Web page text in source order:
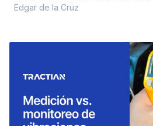
saber, en el momento que ya no sirve. Este artículo es
corresponde a su activo, a la
profundidad de diagnóstico que
Edgar de la Cruz